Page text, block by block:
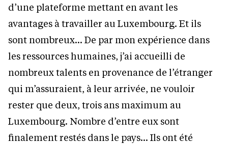
d’une plateforme mettant en avant les
avantages à travailler au Luxembourg. Et ils
sont nombreux… De par mon expérience dans
les ressources humaines, j’ai accueilli de
nombreux talents en provenance de l’étranger
qui m’assuraient, à leur arrivée, ne vouloir
rester que deux, trois ans maximum au
Luxembourg. Nombre d’entre eux sont
finalement restés dans le pays… Ils ont été